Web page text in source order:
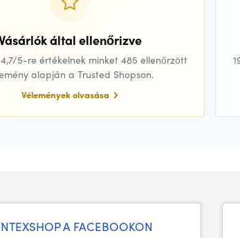
által ellenőrizve
5-re értékelnek minket 485 ellenőrzött
alapján a Trusted Shopson.
Vélemények olvasása
A FACEBOOKON